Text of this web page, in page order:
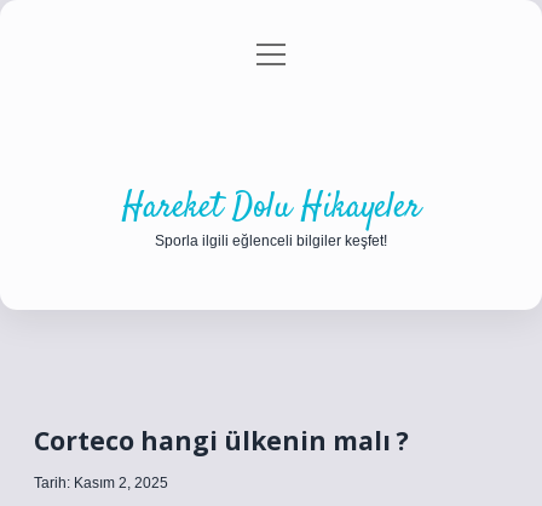
Gizlilik Politikası
menüyü
Hareket Dolu Hikayeler
Sporla ilgili eğlenceli bilgiler keşfet!
Corteco hangi ülkenin malı ?
Tarih: Kasım 2, 2025